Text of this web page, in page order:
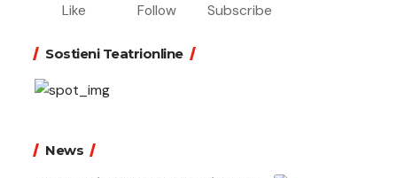
Like Follow Subscribe
Sostieni Teatrionline
News